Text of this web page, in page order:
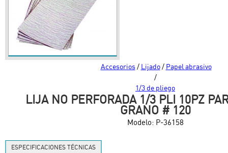
s
i
t
i
o
Accesorios / Lijado / Papel abrasivo
/
1/3 de pliego
LIJA NO PERFORADA 1/3 PLI 10PZ
GRANO # 120
Modelo: P-36158
ESPECIFICACIONES TÉCNICAS